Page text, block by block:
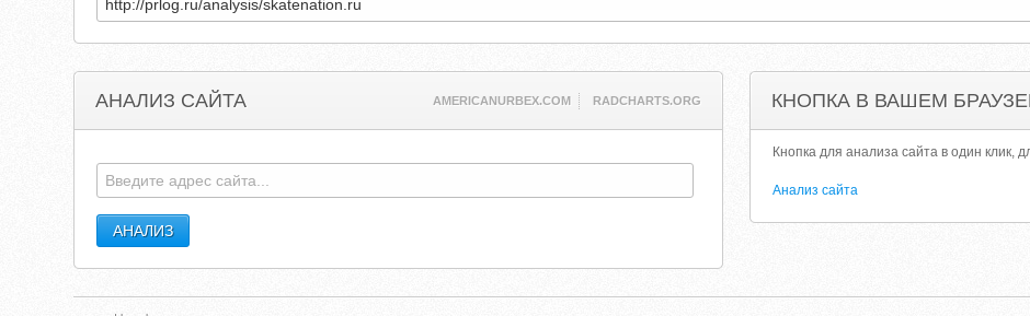
АНАЛИЗ САЙТА AMERICANURBEX.COM RADCHARTS.ORG КНОПКА В ВАШЕМ
Кнопка для анализа сайта в один клик,
Анализ сайта